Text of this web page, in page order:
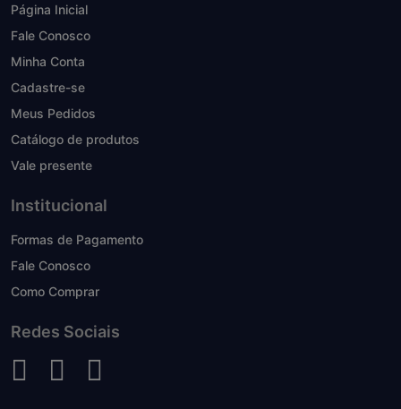
Página Inicial
Fale Conosco
Minha Conta
Cadastre-se
Meus Pedidos
Catálogo de produtos
Vale presente
Institucional
Formas de Pagamento
Fale Conosco
Como Comprar
Redes Sociais